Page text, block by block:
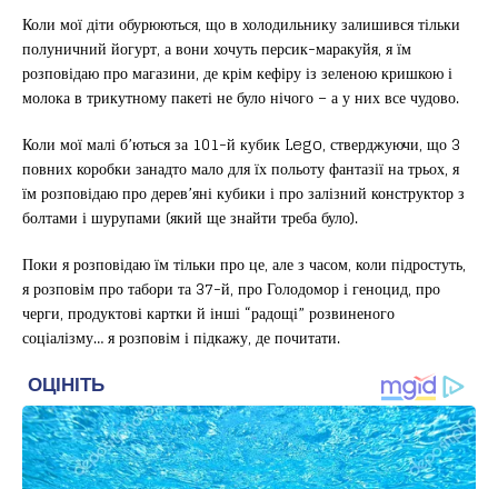
Коли мої діти обурюються, що в холодильнику залишився тільки
полуничний йогурт, а вони хочуть персик-маракуйя, я їм
розповідаю про магазини, де крім кефіру із зеленою кришкою і
молока в трикутному пакеті не було нічого – а у них все чудово.
Коли мої малі б’ються за 101-й кубик Lego, стверджуючи, що 3
повних коробки занадто мало для їх польоту фантазії на трьох, я
їм розповідаю про дерев’яні кубики і про залізний конструктор з
болтами і шурупами (який ще знайти треба було).
Поки я розповідаю їм тільки про це, але з часом, коли підростуть,
я розповім про табори та 37-й, про Голодомор і геноцид, про
черги, продуктові картки й інші “радощі” розвиненого
соціалізму… я розповім і підкажу, де почитати.